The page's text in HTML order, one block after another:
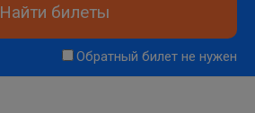
Найти билеты
Обратный билет не нужен